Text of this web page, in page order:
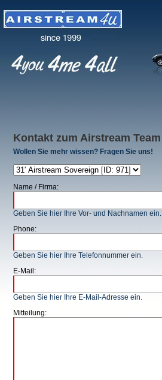
Kontakt zum Airstream Team
Wollen Sie mehr wissen? Fragen Sie uns!
Name / Firma:
Geben Sie hier Ihre Vor- und Nachnamen ein.
Phone:
Geben Sie hier Ihre Telefonnummer ein.
E-Mail:
Geben Sie hier Ihre E-Mail-Adresse ein.
Mitteilung: